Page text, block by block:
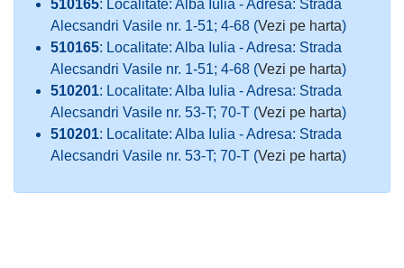
510165: Localitate: Alba Iulia - Adresa: Strada
Alecsandri Vasile nr. 1-51; 4-68 (Vezi pe harta)
510165: Localitate: Alba Iulia - Adresa: Strada
Alecsandri Vasile nr. 1-51; 4-68 (Vezi pe harta)
510201: Localitate: Alba Iulia - Adresa: Strada
Alecsandri Vasile nr. 53-T; 70-T (Vezi pe harta)
510201: Localitate: Alba Iulia - Adresa: Strada
Alecsandri Vasile nr. 53-T; 70-T (Vezi pe harta)